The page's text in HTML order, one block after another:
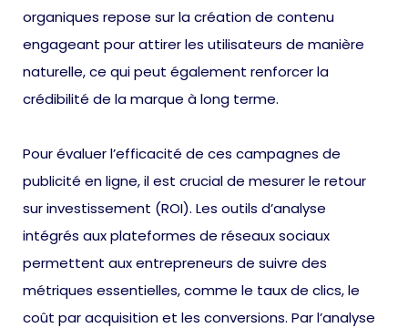
organiques repose sur la création de contenu
engageant pour attirer les utilisateurs de manière
naturelle, ce qui peut également renforcer la
crédibilité de la marque à long terme.
Pour évaluer l’efficacité de ces campagnes de
publicité en ligne, il est crucial de mesurer le retour
sur investissement (ROI). Les outils d’analyse
intégrés aux plateformes de réseaux sociaux
permettent aux entrepreneurs de suivre des
métriques essentielles, comme le taux de clics, le
coût par acquisition et les conversions. Par l’analyse